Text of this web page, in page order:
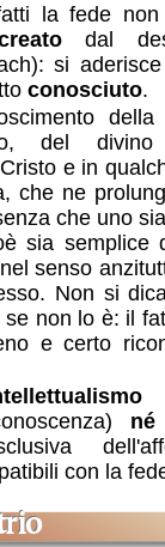
la fede
dal
si
conosciuto.
della
del
e in
che ne
che uno
sia semplice
senso
Non si
non lo è: il
e certo
né
con la